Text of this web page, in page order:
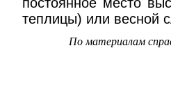
теплицы) или весной
По материалам